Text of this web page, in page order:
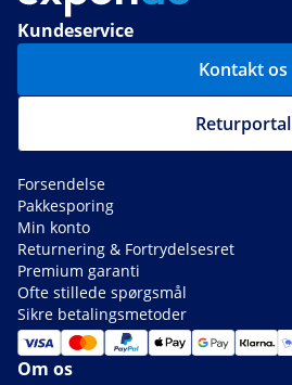
Kundeservice
Kontakt os
Returportal
Forsendelse
Pakkesporing
Min konto
Returnering & Fortrydelsesret
Premium garanti
Ofte stillede spørgsmål
Sikre betalingsmetoder
Om os